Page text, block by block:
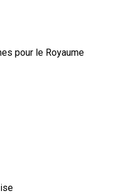
pour le Royaume